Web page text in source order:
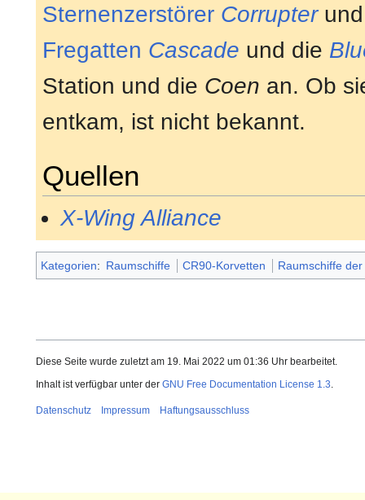
Sternenzerstörer Corrupterund
Fregatten Cascade und die
Station und die Coen an. Ob
entkam, ist nicht bekannt.
Quellen
X-Wing Alliance
Kategorien: Raumschiffe CR90-Korvetten Raumschiffe
Diese Seite wurde zuletzt am 19. Mai 2022 um 01:36 Uhr bearbeitet.
Inhalt ist verfügbar unter der GNU Free Documentation License 1.3.
Datenschutz Impressum Haftungsausschluss